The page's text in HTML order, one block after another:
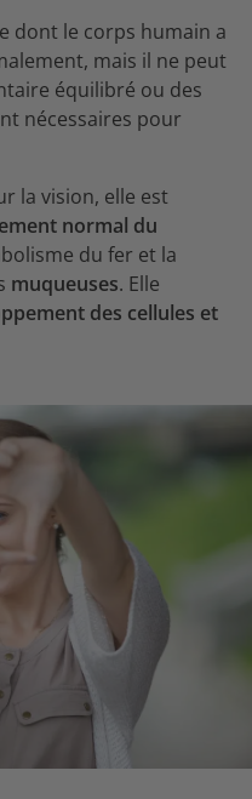
dont le corps humain a
mais il ne peut
équilibré ou des
nécessaires pour
la vision, elle est
normal du
du fer et la
muqueuses. Elle
des cellules et